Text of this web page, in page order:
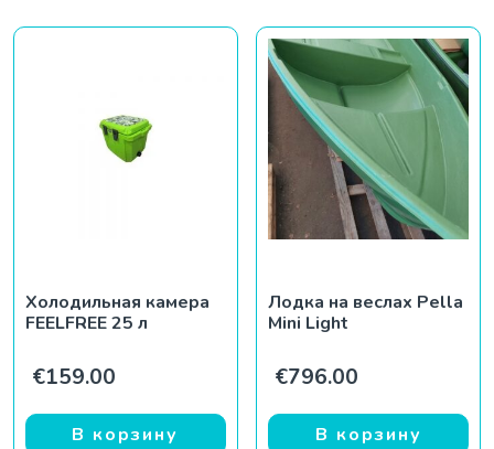
Холодильная камера
FEELFREE 25 л
€159.00
В корзину
Лодка на веслах Pella
Mini Light
€796.00
В корзину